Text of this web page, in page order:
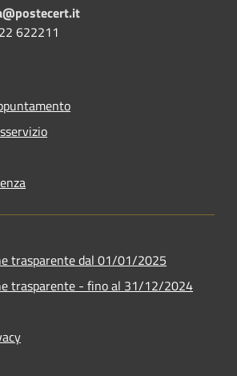
622211
trasparente dal 01/01/2025
trasparente - fino al 31/12/2024